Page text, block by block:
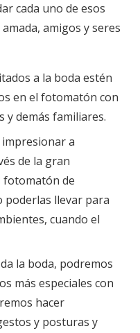
cada uno de esos
amigos y seres
a la boda estén
en el fotomatón con
y demás familiares.
a
de la gran
fotomatón de
poderlas llevar para
cuando el
la boda, podremos
más especiales con
hacer
y posturas y